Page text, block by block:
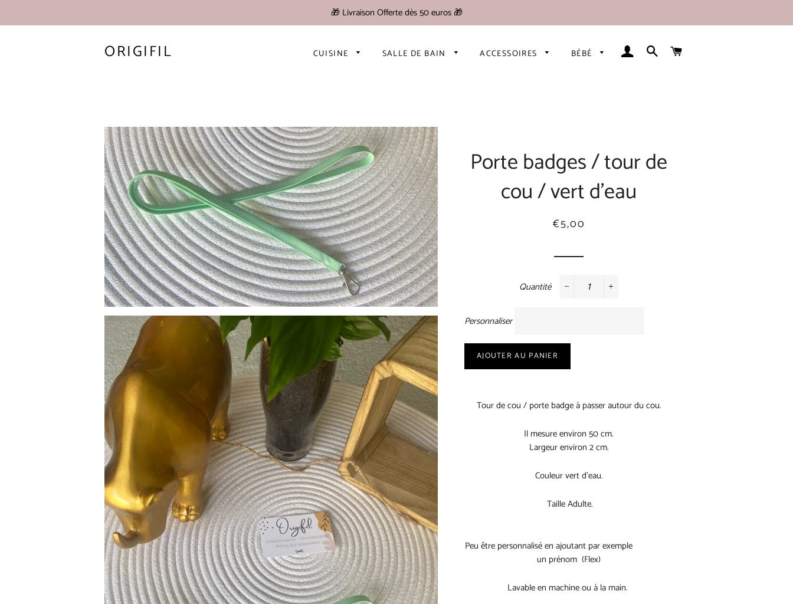
🎁 Livraison Offerte dès 50 euros 🎁
ORIGIFIL CUISINE SALLE DE BAIN ACCESSOIRES BÉBÉ SE CONNECTER
RECHERCHER
Porte badges / tour de
cou / vert d’eau
Prix
Prix
€5,00
Quantité
Personnaliser
AJOUTER AU PANIER
Tour de cou / porte badge à passer autour du cou.
Il mesure environ 50 cm.
Largeur environ 2 cm.
Couleur vert d’eau.
Taille Adulte.
Peu être personnalisé en ajoutant par exemple
un prénom (Flex)
Lavable en machine ou à la main.